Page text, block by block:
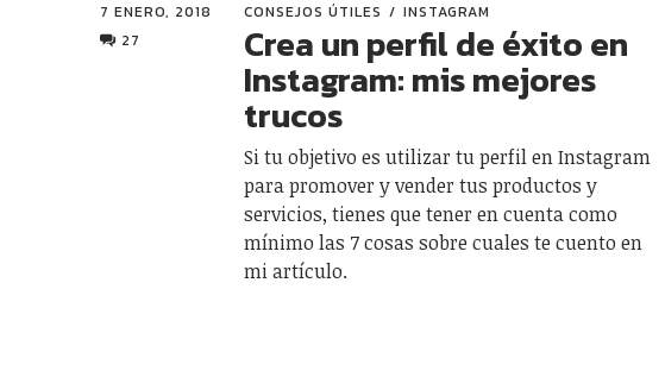
7 ENERO, 2018
27
CONSEJOS ÚTILES INSTAGRAM
Crea un perfil de éxito en
Instagram: mis mejores
trucos
Si tu objetivo es utilizar tu perfil en Instagram
para promover y vender tus productos y
servicios, tienes que tener en cuenta como
mínimo las 7 cosas sobre cuales te cuento en
mi artículo.